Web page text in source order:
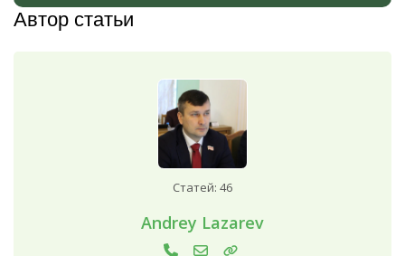
Автор статьи
Статей: 46
Andrey Lazarev